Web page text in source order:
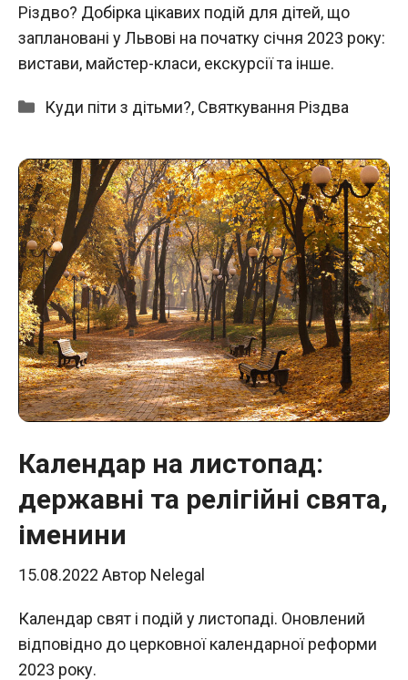
Різдво? Добірка цікавих подій для дітей, що
заплановані у Львові на початку січня 2023 року:
вистави, майстер-класи, екскурсії та інше.
Категорії
Куди піти з дітьми?, Святкування Різдва
Календар на листопад:
державні та релігійні свята,
іменини
15.08.2022 Автор Nelegal
Календар свят і подій у листопаді. Оновлений
відповідно до церковної календарної реформи
2023 року.